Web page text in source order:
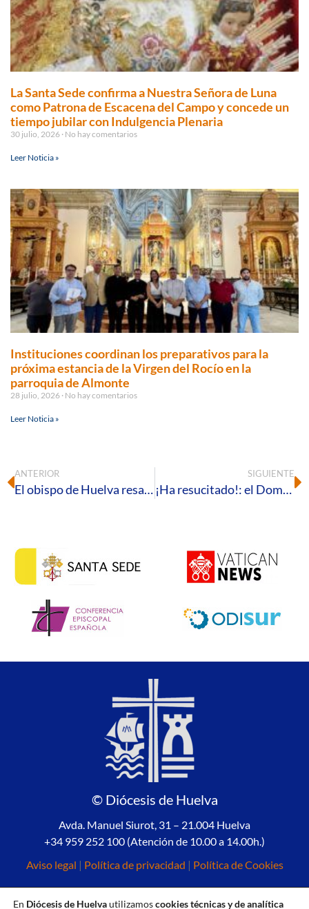
La Santa Sede confirma a Nuestra Señora de Luna
como Patrona de Escacena del Campo y concede un
tiempo jubilar con Indulgencia Plenaria
30 julio, 2026 No hay comentarios
Leer Noticia »
Instituciones coordinan los preparativos para la
próxima estancia de la Virgen del Rocío en la
parroquia de Almonte
28 julio, 2026 No hay comentarios
Leer Noticia »
ANTERIOR
El obispo de Huelva resalta en la Vigilia Pascual que «con esta luz podemos encontrar el camino y la orientación de nuestra vida»
SIGUIENTE
¡Ha resucitado!: el Domingo de Resurrección marca el inicio de la Pascua
© Diócesis de Huelva
Avda. Manuel Siurot, 31 – 21.004 Huelva
+34 959 252 100 (Atención de 10.00 a 14.00h.)
Aviso legal | Política de privacidad | Política de Cookies
En Diócesis de Huelvautilizamoscookies técnicas y de analítica